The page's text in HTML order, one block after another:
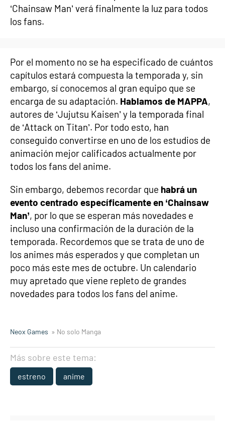
‘Chainsaw Man’ verá finalmente la luz para todos
los fans.
Por el momento no se ha especificado de cuántos
capítulos estará compuesta la temporada y, sin
embargo, sí conocemos al gran equipo que se
encarga de su adaptación. Hablamos de MAPPA,
autores de ‘Jujutsu Kaisen’ y la temporada final
de ‘Attack on Titan’. Por todo esto, han
conseguido convertirse en uno de los estudios de
animación mejor calificados actualmente por
todos los fans del anime.
Sin embargo, debemos recordar que habrá un
evento centrado específicamente en ‘Chainsaw
Man’, por lo que se esperan más novedades e
incluso una confirmación de la duración de la
temporada. Recordemos que se trata de uno de
los animes más esperados y que completan un
poco más este mes de octubre. Un calendario
muy apretado que viene repleto de grandes
novedades para todos los fans del anime.
Neox Games » No solo Manga
Más sobre este tema:
estreno anime